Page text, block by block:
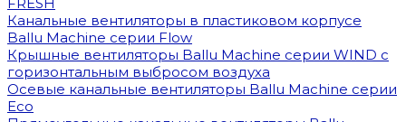
Канальные вентиляторы в пластиковом корпусе
Ballu Machine серии Flow
Крышные вентиляторы Ballu Machine серии WIND с
горизонтальным выбросом воздуха
Осевые канальные вентиляторы Ballu Machine серии
Eco